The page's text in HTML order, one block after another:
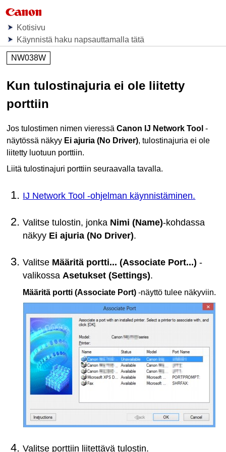
Kotisivu
Käynnistä haku napsauttamalla tätä
NW038W
Kun tulostinajuria ei ole liitetty
porttiin
Jostulostimen nimen vieressäCanon IJ Network Tool -
näytössä näkyy Ei ajuria (No Driver), tulostinajuria ei ole
liitetty luotuun porttiin.
Liitä tulostinajuri porttiin seuraavalla tavalla.
IJ Network Tool -ohjelman käynnistäminen.
Valitsetulostin, jonka Nimi (Name)-kohdassa
näkyy Ei ajuria (No Driver).
Valitse Määritä portti... (Associate Port...) -
valikossaAsetukset (Settings).
Määritä portti (Associate Port) -näyttö tulee näkyviin.
Valitse porttiin liitettävätulostin.